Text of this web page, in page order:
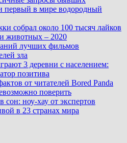
первый в мире водородный
собрал около 100 тысяч лайков
животных – 2020
лучших фильмов
зла
3 деревни с населением:
позитива
от читателей Bored Panda
поверить
сон: ноу-хау от экспертов
в 23 странах мира